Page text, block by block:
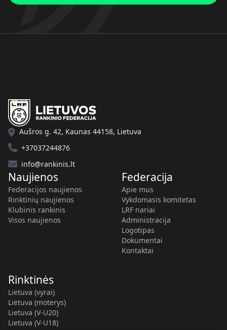
Aušros g. 42, Kaunas 44158, Lietuva
+37037244876
info@rankinis.lt
Naujienos
Federacijos naujienos
Rinktinių naujienos
Klubinis rankinis
Visos naujienos
Federacija
Apie mus
Vykdomasis komitetas
LRF nariai
Administracija
Logotipas
Dokumentai
Kontaktai
Rinktinės
Lietuva (vyrai)
Lietuva (moterys)
Lietuva (V-U20)
Lietuva (V-U18)